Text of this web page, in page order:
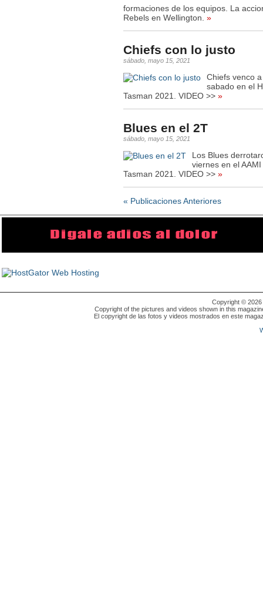
formaciones de los equipos. La
Rebels en Wellington. »
Chiefs con lo justo
sábado, mayo 15, 2021
Chiefs venco
sabado en el
Tasman 2021. VIDEO >> »
Blues en el 2T
sábado, mayo 15, 2021
Los Blues
viernes en el
Tasman 2021. VIDEO >> »
« Publicaciones Anteriores
Copyright © 2026
Copyright of the pictures and videos shown in this
El copyright de las fotos y videos mostrados en este